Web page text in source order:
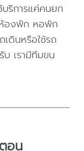
บริการแค่คนยก
องพัก หอพัก
ดินหรือใช้รถ
บ เรามีทีมขน
อน